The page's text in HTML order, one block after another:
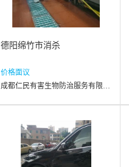
德阳绵竹市消杀
价格面议
成都仁民有害生物防治服务有限公司